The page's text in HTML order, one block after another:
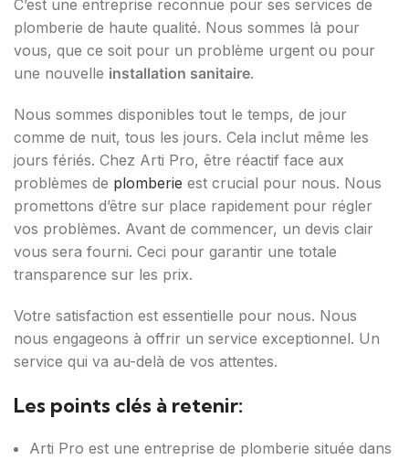
C’est une entreprise reconnue pour ses services de
plomberie de haute qualité. Nous sommes là pour
vous, que ce soit pour un problème urgent ou pour
une nouvelle installation sanitaire.
Nous sommes disponibles tout le temps, de jour
comme de nuit, tous les jours. Cela inclut même les
jours fériés. Chez Arti Pro, être réactif face aux
problèmes de plomberie est crucial pour nous. Nous
promettons d’être sur place rapidement pour régler
vos problèmes. Avant de commencer, un devis clair
vous sera fourni. Ceci pour garantir une totale
transparence sur les prix.
Votre satisfaction est essentielle pour nous. Nous
nous engageons à offrir un service exceptionnel. Un
service qui va au-delà de vos attentes.
Les points clés à retenir:
Arti Pro est une entreprise de plomberie située dans